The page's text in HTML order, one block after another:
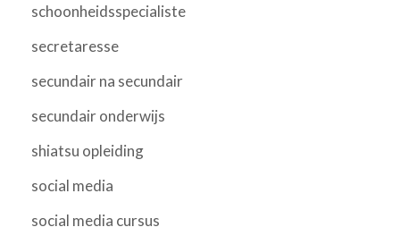
schoonheidsspecialiste
secretaresse
secundair na secundair
secundair onderwijs
shiatsu opleiding
social media
social media cursus